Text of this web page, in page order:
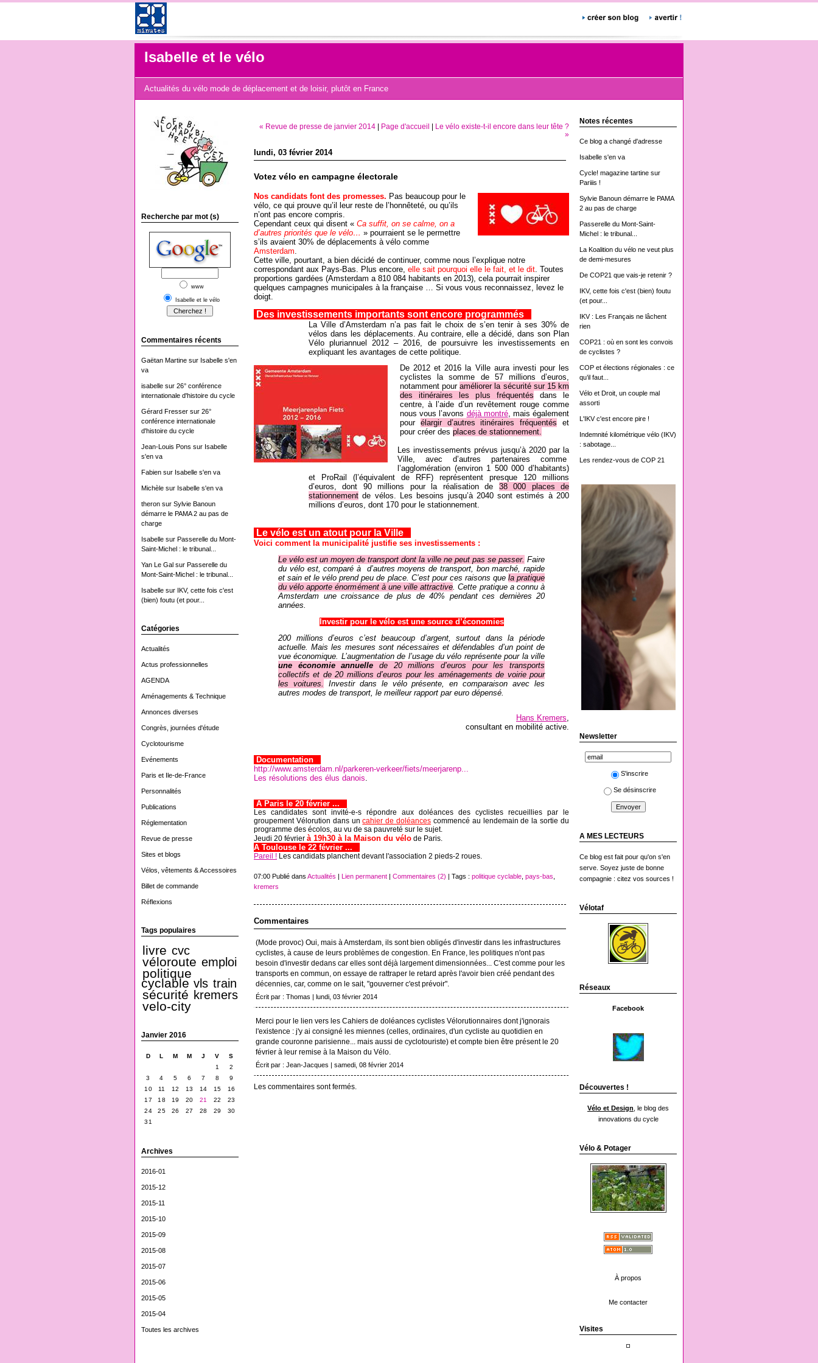
Isabelle et le vélo
Actualités du vélo mode de déplacement et de loisir, plutôt en France
Recherche par mot (s)
www
Isabelle et le vélo
Commentaires récents
Gaëtan Martine sur Isabelle s'en
va
isabelle sur 26° conférence
internationale d'histoire du cycle
Gérard Fresser sur 26°
conférence internationale
d'histoire du cycle
Jean-Louis Pons sur Isabelle
s'en va
Fabien sur Isabelle s'en va
Michèle sur Isabelle s'en va
theron sur Sylvie Banoun
démarre le PAMA 2 au pas de
charge
Isabelle sur Passerelle du Mont-
Saint-Michel : le tribunal...
Yan Le Gal sur Passerelle du
Mont-Saint-Michel : le tribunal...
Isabelle sur IKV, cette fois c'est
(bien) foutu (et pour...
Catégories
Actualités
Actus professionnelles
AGENDA
Aménagements & Technique
Annonces diverses
Congrès, journées d'étude
Cyclotourisme
Evénements
Paris et Ile-de-France
Personnalités
Publications
Réglementation
Revue de presse
Sites et blogs
Vélos, vêtements & Accessoires
Billet de commande
Réflexions
Tags populaires
livre cvc
véloroute emploi
politique
cyclable vls train
sécurité kremers
velo-city
Janvier 2016
D L M M J V
S
1
2
3
4 5 6 7 8
9
10
11 12 13 14 15
16
17
18 19 20 21 22
23
24
25 26 27 28 29
30
31
Archives
2016-01
2015-12
2015-11
2015-10
2015-09
2015-08
2015-07
2015-06
2015-05
2015-04
Toutes les archives
Notes récentes
Ce blog a changé d'adresse
Isabelle s'en va
Cycle! magazine tartine sur
Pariiis !
Sylvie Banoun démarre le PAMA
2 au pas de charge
Passerelle du Mont-Saint-
Michel : le tribunal...
La Koalition du vélo ne veut plus
de demi-mesures
De COP21 que vais-je retenir ?
IKV, cette fois c'est (bien) foutu
(et pour...
IKV : Les Français ne lâchent
rien
COP21 : où en sont les convois
de cyclistes ?
COP et élections régionales : ce
qu’il faut...
Vélo et Droit, un couple mal
assorti
L'IKV c'est encore pire !
Indemnité kilométrique vélo (IKV)
: sabotage...
Les rendez-vous de COP 21
Newsletter
S'inscrire
Se désinscrire
A MES LECTEURS
Ce blog est fait pour qu'on s'en
serve. Soyez juste de bonne
compagnie : citez vos sources !
Vélotaf
Réseaux
Facebook
Découvertes !
Vélo et Design , le blog des
innovations du cycle
Vélo & Potager
À propos
Me contacter
Visites
« Revue de presse de janvier 2014 | Page d'accueil | Le vélo existe-t-il encore dans leur tête ?
»
lundi, 03 février 2014
Votez vélo en campagne électorale
Nos candidats font des promesses. Pas beaucoup pour le
vélo, ce qui prouve qu’il leur reste de l’honnêteté, ou qu’ils
n’ont pas encore compris.
Cependant ceux qui disent « Ca suffit, on se calme, on a
d’autres priorités que le vélo… » pourraient se le permettre
s’ils avaient 30% de déplacements à vélo comme
Amsterdam
Cette ville, pourtant, a bien décidé de continuer, comme nous l’explique notre
correspondant aux Pays-Bas. Plus encore, elle sait pourquoi elle le fait, et le dit Toutes
proportions gardées (Amsterdam a 810 084 habitants en 2013), cela pourrait inspirer
quelques campagnes municipales à la française … Si vous vous reconnaissez, levez le
doigt.
Des investissements importants sont encore programmés
La Ville d’Amsterdam n’a pas fait le choix de s’en tenir à ses 30% de
vélos dans les déplacements. Au contraire, elle a décidé, dans son Plan
Vélo pluriannuel 2012 – 2016, de poursuivre les investissements en
expliquant les avantages de cette politique.
De 2012 et 2016 la Ville aura investi pour les
cyclistes la somme de 57 millions d’euros,
notamment pouraméliorer la sécurité sur 15 km
des itinéraires les plus fréquentés dans le
centre, à l’aide d’un revêtement rouge comme
nous vous l’avons déjà montré, mais également
pour élargir d’autres itinéraires fréquentés et
pour créer des places de stationnement.
Les investissements prévus jusqu’à 2020 par la
Ville, avec d’autres partenaires comme
l’agglomération (environ 1 500 000 d’habitants)
et ProRail (l’équivalent de RFF) représentent presque 120 millions
d’euros, dont 90 millions pour la réalisation de 38 000 places de
stationnement de vélos. Les besoins jusqu’à 2040 sont estimés à 200
millions d’euros, dont 170 pour le stationnement.
Le vélo est un atout pour la Ville
Voici comment la municipalité justifie ses investissements :
Le vélo est un moyen de transport dont la ville ne peut pas se passer. Faire
du vélo est, comparé à d’autres moyens de transport, bon marché, rapide
et sain et le vélo prend peu de place. C’est pour ces raisons que la pratique
du vélo apporte énormément à une ville attractive. Cette pratique a connu à
Amsterdam une croissance de plus de 40% pendant ces dernières 20
années.
Investir pour le vélo est une source d’économies
200 millions d’euros c’est beaucoup d’argent, surtout dans la période
actuelle. Mais les mesures sont nécessaires et défendables d’un point de
vue économique. L’augmentation de l’usage du vélo représente pour la ville
une économie annuelle de 20 millions d’euros pour les transports
collectifs et de 20 millions d’euros pour les aménagements de voirie pour
les voitures.
Investir dans le vélo présente, en comparaison avec les
autres modes de transport, le meilleur rapport par euro dépensé.
Hans Kremers,
consultant en mobilité active.
Documentation
http://www.amsterdam.nl/parkeren-verkeer/fiets/meerjarenp...
Les résolutions des élus danois
A Paris le 20 février ...
Les candidates sont invité-e-s répondre aux doléances des cyclistes recueillies par le
groupement Vélorution dans uncahier de doléances commencé au lendemain de la sortie du
programme des écolos, au vu de sa pauvreté sur le sujet.
Jeudi 20 février à 19h30 à la Maison du vélo de Paris.
A Toulouse le 22 février ...
Pareil ! Les candidats planchent devant l'association 2 pieds-2 roues.
07:00 Publié dans Actualités | Lien permanent | Commentaires (2) | Tags : politique cyclable pays-bas
kremers
Commentaires
(Mode provoc) Oui, mais à Amsterdam, ils sont bien obligés d'investir dans les infrastructures
cyclistes, à cause de leurs problèmes de congestion. En France, les politiques n'ont pas
besoin d'investir dedans car elles sont déjà largement dimensionnées... C'est comme pour les
transports en commun, on essaye de rattraper le retard après l'avoir bien créé pendant des
décennies, car, comme on le sait, "gouverner c'est prévoir".
Écrit par : Thomas | lundi, 03 février 2014
Merci pour le lien vers les Cahiers de doléances cyclistes Vélorutionnaires dont j'ignorais
l'existence : j'y ai consigné les miennes (celles, ordinaires, d'un cycliste au quotidien en
grande couronne parisienne... mais aussi de cyclotouriste) et compte bien être présent le 20
février à leur remise à la Maison du Vélo.
Écrit par : Jean-Jacques | samedi, 08 février 2014
Les commentaires sont fermés.